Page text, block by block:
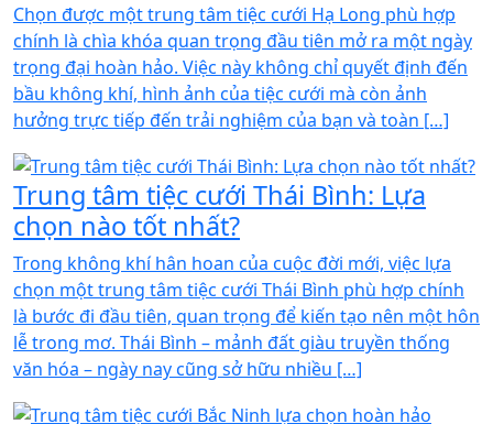
Chọn được một trung tâm tiệc cưới Hạ Long phù hợp
chính là chìa khóa quan trọng đầu tiên mở ra một ngày
trọng đại hoàn hảo. Việc này không chỉ quyết định đến
bầu không khí, hình ảnh của tiệc cưới mà còn ảnh
hưởng trực tiếp đến trải nghiệm của bạn và toàn […]
Trung tâm tiệc cưới Thái Bình: Lựa
chọn nào tốt nhất?
Trong không khí hân hoan của cuộc đời mới, việc lựa
chọn một trung tâm tiệc cưới Thái Bình phù hợp chính
là bước đi đầu tiên, quan trọng để kiến tạo nên một hôn
lễ trong mơ. Thái Bình – mảnh đất giàu truyền thống
văn hóa – ngày nay cũng sở hữu nhiều […]